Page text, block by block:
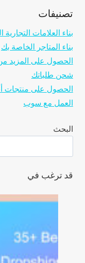
تصنيفات
بناء العلامات
بناء المتاجر الخاصة بك
الحصول على المزيد
شحن طلباتك
الحصول على منتجات
العمل مع سوب
البحث
قد ترغب في